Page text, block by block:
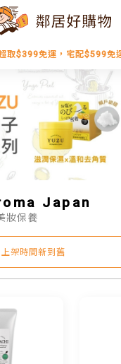
取$399免運，宅配$599免
Japan
妝保養
上架時間新到舊